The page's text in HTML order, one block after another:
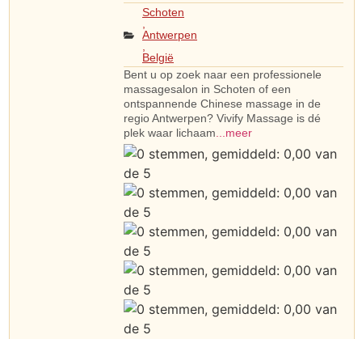
Schoten
,
Antwerpen
,
België
Bent u op zoek naar een professionele
massagesalon in Schoten of een
ontspannende Chinese massage in de
regio Antwerpen? Vivify Massage is dé
plek waar lichaam...meer